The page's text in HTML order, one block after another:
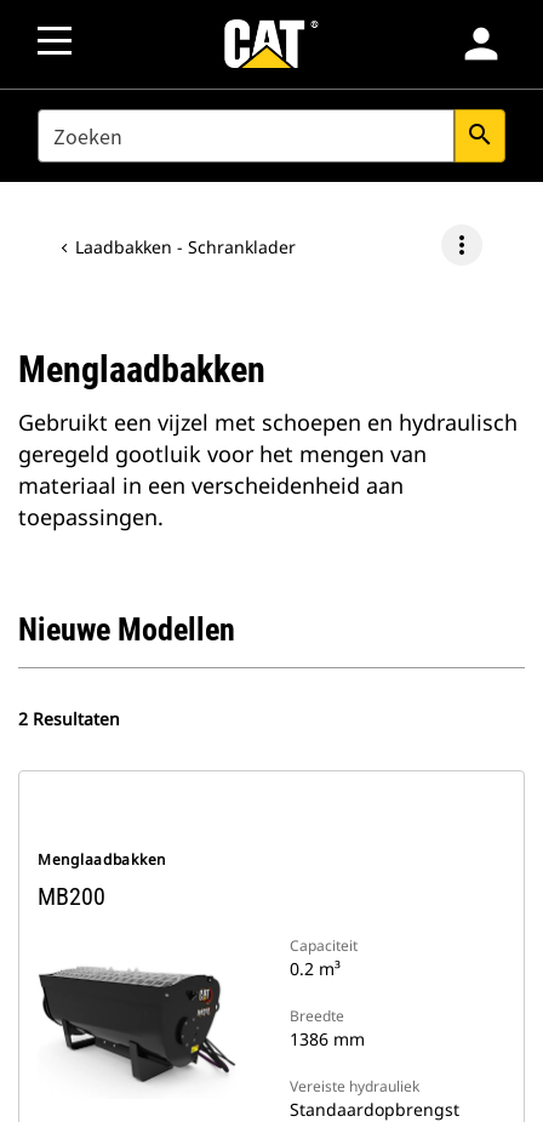
person
SEARCH search
Laadbakken - Schranklader more_vert
Menglaadbakken
Gebruikt een vijzel met schoepen en hydraulisch
geregeld gootluik voor het mengen van
materiaal in een verscheidenheid aan
toepassingen.
Nieuwe Modellen
2 Resultaten
Menglaadbakken
MB200
Capaciteit
0.2 m³
Breedte
1386 mm
Vereiste hydrauliek
Standaardopbrengst